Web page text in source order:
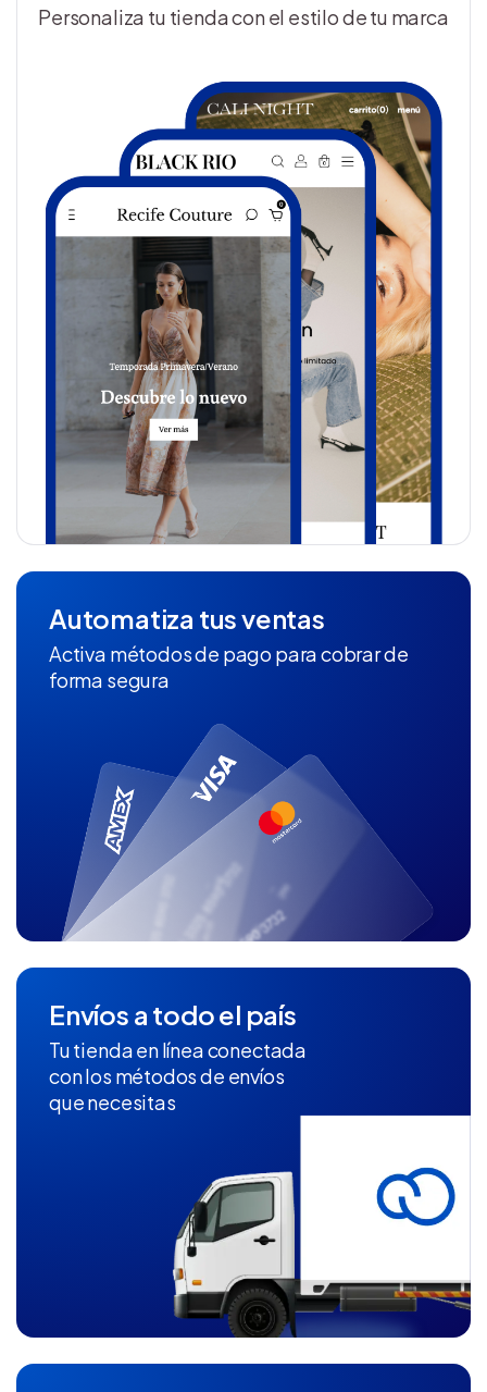
Personaliza tu tienda con el estilo de tu marca
Automatiza tus ventas
Activa métodos de pago para cobrar de
forma segura
Envíos a todo el país
Tu tienda en línea conectada
con los métodos de envíos
que necesitas